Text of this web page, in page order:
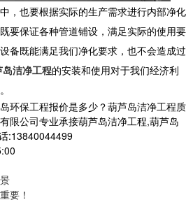
，也要根据实际的生产需求进行内部净化
要保证各种管道铺设，满足实际的使用要
备既能满足我们净化要求，也不会造成过
岛洁净工程的安装和使用对于我们经济利
环保工程报价是多少？葫芦岛洁净工程质
限公司专业承接葫芦岛洁净工程,葫芦岛
:13840044499
要！